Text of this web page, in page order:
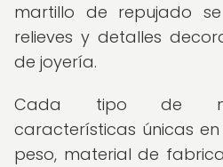
martillo de repujado
relieves y detalles
de joyería.
Cada tipo de
características únicas
peso, material de